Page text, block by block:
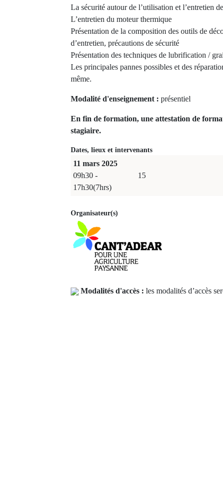
La sécurité autour de l’utilisation et l’entretien
L’entretien du moteur thermique
Présentation de la composition des outils de
d’entretien, précautions de sécurité
Présentation des techniques de lubrification /
Les principales pannes possibles et des
même.
Modalité d'enseignement : présentiel
En fin de formation, une attestation de
stagiaire.
Dates, lieux et intervenants
11 mars 2025
09h30 -
17h30(7hrs)
15
Organisateur(s)
Modalités d'accès : les modalités d’accès